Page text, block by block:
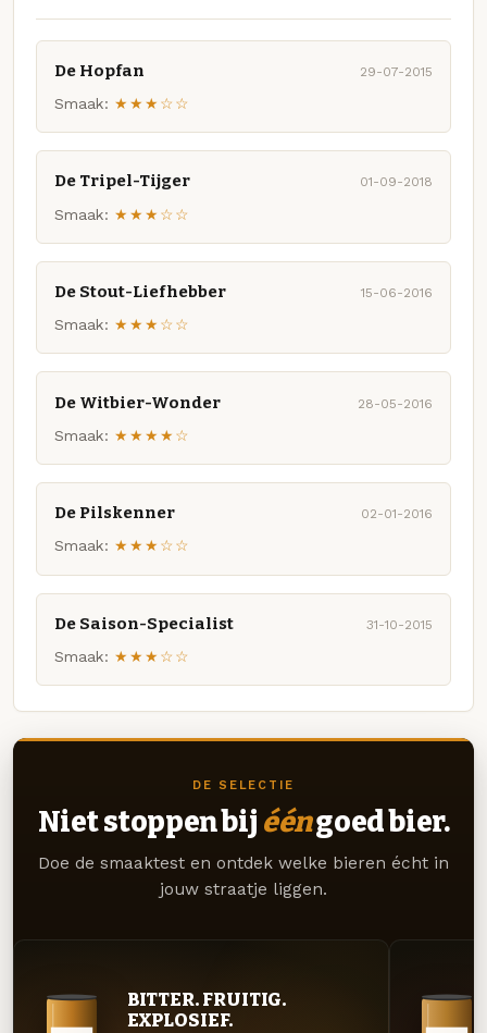
De Hopfan 29-07-2015
Smaak: ★★★☆☆
De Tripel-Tijger 01-09-2018
Smaak: ★★★☆☆
De Stout-Liefhebber 15-06-2016
Smaak: ★★★☆☆
De Witbier-Wonder 28-05-2016
Smaak: ★★★★☆
De Pilskenner 02-01-2016
Smaak: ★★★☆☆
De Saison-Specialist 31-10-2015
Smaak: ★★★☆☆
DE SELECTIE
Niet stoppen bij ééngoed bier.
Doe de smaaktest en ontdek welke bieren écht in
jouw straatje liggen.
BITTER. FRUITIG.
EXPLOSIEF.